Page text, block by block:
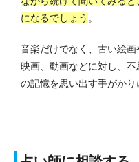
になるでしょう 。
音楽だけでなく、古い絵画
映画、動画などに対し、
の記憶を思い出す手がかり